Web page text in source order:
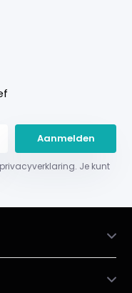
Aanmelden
Je kunt